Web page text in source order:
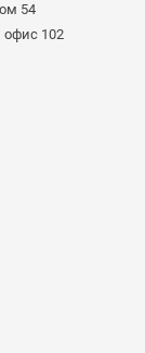
54
офис 102